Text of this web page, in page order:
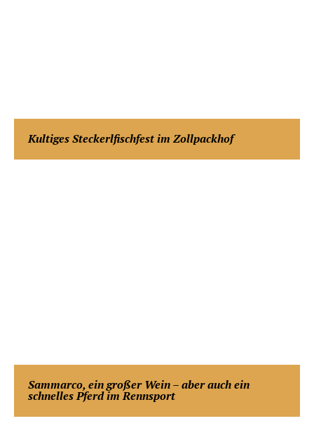
Kultiges Steckerlfischfest im Zollpackhof
Sammarco, ein großer Wein – aber auch ein
schnelles Pferd im Rennsport